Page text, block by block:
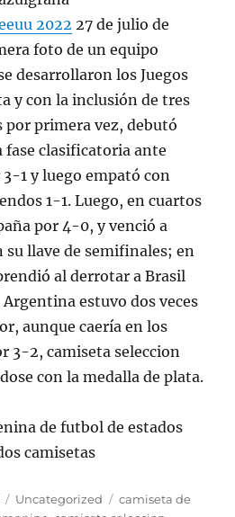
2022 27 de julio de
foto de un equipo
desarrollaron los Juegos
y con la inclusión de tres
por primera vez, debutó
clasificatoria ante
1 y luego empató con
1-1. Luego, en cuartos
por 4-0, y venció a
llave de semifinales; en
al derrotar a Brasil
estuvo dos veces
aunque caería en los
3-2, camiseta seleccion
con la medalla de plata.
Categorías
Uncategorized Etiquetas
camiseta de